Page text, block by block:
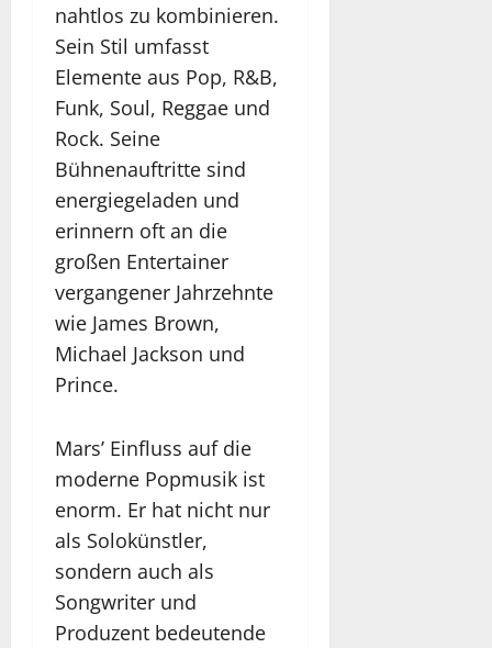
nahtlos zu kombinieren.
Sein Stil umfasst
Elemente aus Pop, R&B,
Funk, Soul, Reggae und
Rock. Seine
Bühnenauftritte sind
energiegeladen und
erinnern oft an die
großen Entertainer
vergangener Jahrzehnte
wie James Brown,
Michael Jackson und
Prince.
Mars’ Einfluss auf die
moderne Popmusik ist
enorm. Er hat nicht nur
als Solokünstler,
sondern auch als
Songwriter und
Produzent bedeutende